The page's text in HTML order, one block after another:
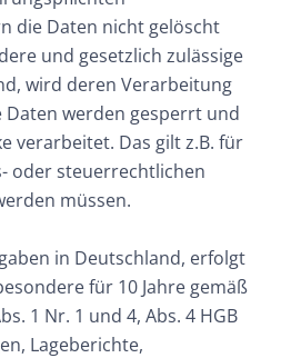
die Daten nicht gelöscht
und gesetzlich zulässige
wird deren Verarbeitung
Daten werden gesperrt und
verarbeitet. Das gilt z.B. für
oder steuerrechtlichen
müssen.
in Deutschland, erfolgt
für 10 Jahre gemäß
1 Nr. 1 und 4, Abs. 4 HGB
Lageberichte,